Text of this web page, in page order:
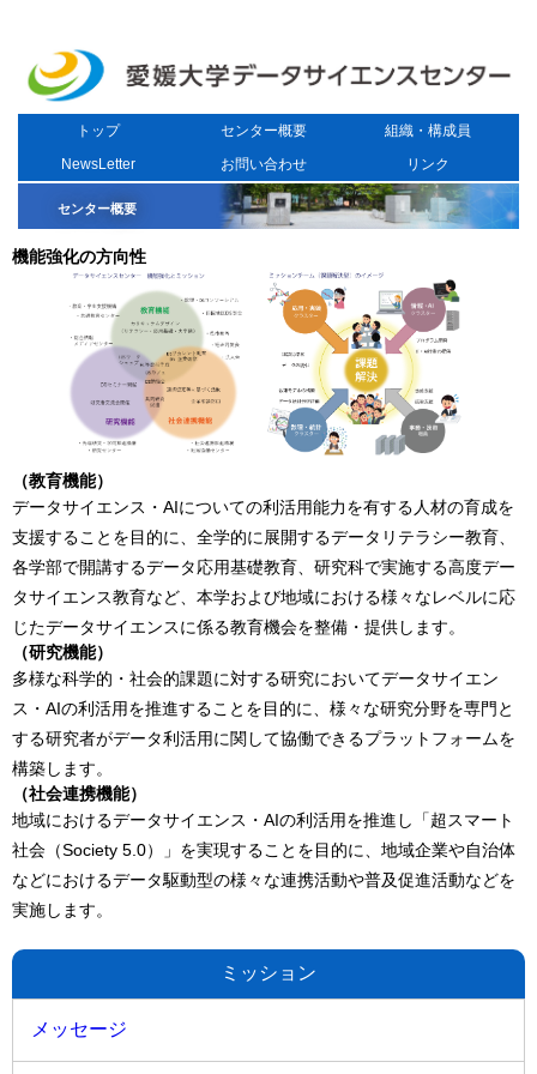
トップ センター概要
組織・構成員
NewsLetter
お問い合わせ リンク
センター概要
機能強化の方向性
（教育機能）
データサイエンス・AIについての利活用能力を有する人材の育成を
支援することを目的に、全学的に展開するデータリテラシー教育、
各学部で開講するデータ応用基礎教育、研究科で実施する高度デー
タサイエンス教育など、本学および地域における様々なレベルに応
じたデータサイエンスに係る教育機会を整備・提供します。
（研究機能）
多様な科学的・社会的課題に対する研究においてデータサイエン
ス・AIの利活用を推進することを目的に、様々な研究分野を専門と
する研究者がデータ利活用に関して協働できるプラットフォームを
構築します。
（社会連携機能）
地域におけるデータサイエンス・AIの利活用を推進し「超スマート
社会（Society 5.0）」を実現することを目的に、地域企業や自治体
などにおけるデータ駆動型の様々な連携活動や普及促進活動などを
実施します。
ミッション
メッセージ